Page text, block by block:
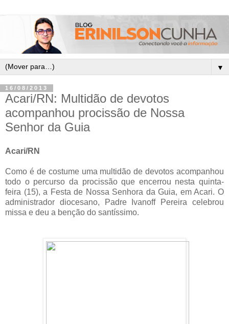
▼
16/08/2013
Acari/RN: Multidão de devotos
acompanhou procissão de Nossa
Senhor da Guia
Acari/RN
Como é de costume uma multidão de devotos acompanhou
todo o percurso da procissão que encerrou nesta quinta-
feira (15), a Festa de Nossa Senhora da Guia, em Acari. O
administrador diocesano, Padre Ivanoff Pereira celebrou
missa e deu a benção do santíssimo.